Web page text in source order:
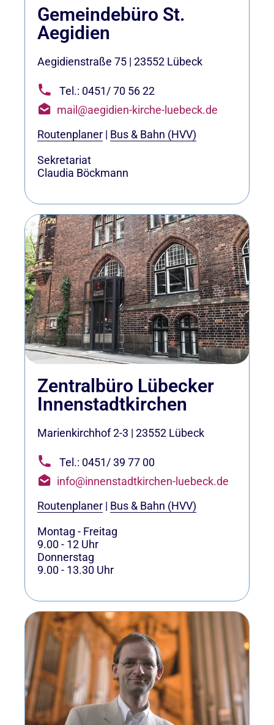
Gemeindebüro St.
Aegidien
Aegidienstraße 75 | 23552 Lübeck
Tel.: 0451/ 70 56 22
mail@aegidien-kirche-luebeck.de
Routenplaner | Bus & Bahn (HVV)
Sekretariat
Claudia Böckmann
Zentralbüro Lübecker
Innenstadtkirchen
Marienkirchhof 2-3 | 23552 Lübeck
Tel.: 0451/ 39 77 00
info@innenstadtkirchen-luebeck.de
Routenplaner | Bus & Bahn (HVV)
Montag - Freitag
9.00 - 12 Uhr
Donnerstag
9.00 - 13.30 Uhr